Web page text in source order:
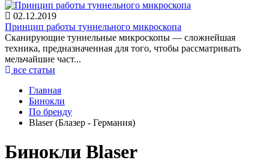
02.12.2019
Принцип работы туннельного микроскопа
Сканирующие туннельные микроскопы — сложнейшая
техника, предназначенная для того, чтобы рассматривать
мельчайшие част...
все статьи
Главная
Бинокли
По бренду
Blaser (Блазер - Германия)
Бинокли Blaser